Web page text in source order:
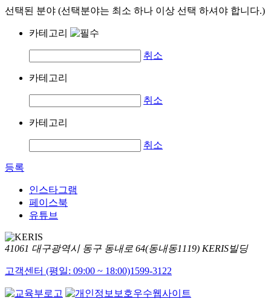
선택된 분야 (선택분야는 최소 하나 이상 선택 하셔야 합니다.)
카테고리
취소
카테고리
취소
카테고리
취소
등록
인스타그램
페이스북
유튜브
41061 대구광역시 동구 동내로 64(동내동1119) KERIS빌딩
고객센터 (평일: 09:00 ~ 18:00)1599-3122